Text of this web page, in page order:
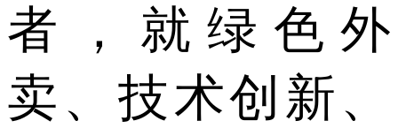
者，就绿色外
卖、技术创新、